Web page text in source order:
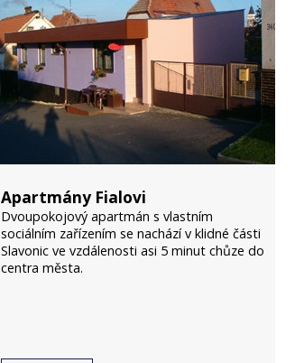
Apartmány Fialovi
Dvoupokojový apartmán s vlastním
sociálním zařízením se nachází v klidné části
Slavonic ve vzdálenosti asi 5 minut chůze do
centra města.